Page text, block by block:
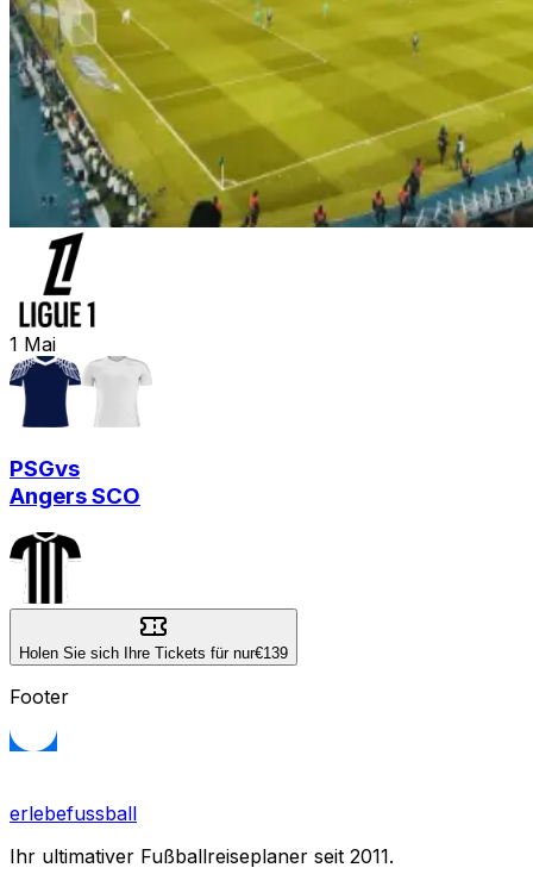
1 Mai
PSGvs
Angers SCO
Holen Sie sich Ihre Tickets für nur€139
Footer
erlebefussball
Ihr ultimativer Fußballreiseplaner seit 2011.